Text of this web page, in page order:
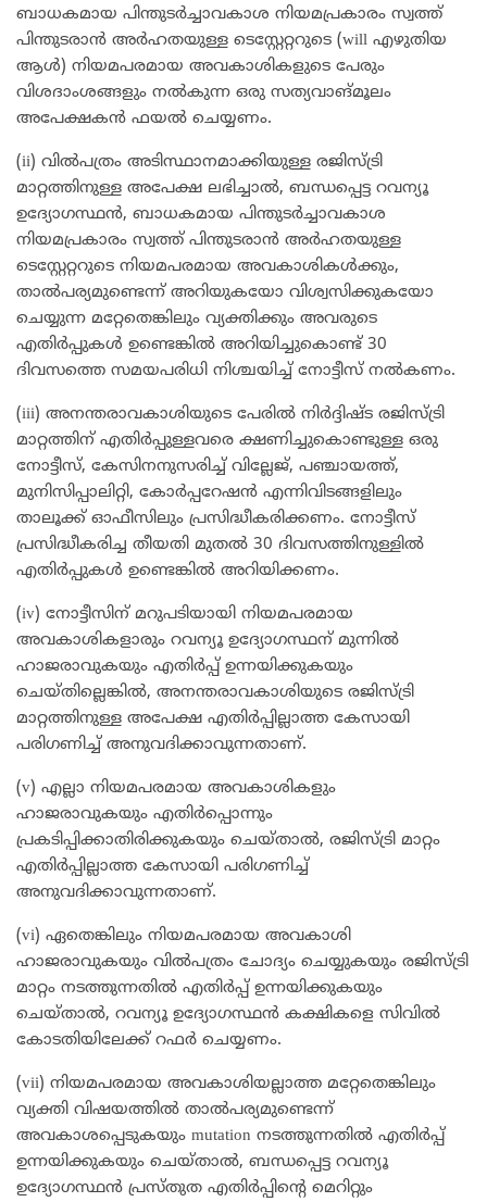
ബാധകമായ പിന്തുടർച്ചാവകാശ നിയമപ്രകാരം സ്വത്ത്
പിന്തുടരാൻ അർഹതയുള്ള ടെസ്റ്റേറ്ററുടെ (will എഴുതിയ
ആൾ) നിയമപരമായ അവകാശികളുടെ പേരും
വിശദാംശങ്ങളും നൽകുന്ന ഒരു സത്യവാങ്മൂലം
അപേക്ഷകൻ ഫയൽ ചെയ്യണം.
(ii) വിൽപത്രം അടിസ്ഥാനമാക്കിയുള്ള രജിസ്ട്രി
മാറ്റത്തിനുള്ള അപേക്ഷ ലഭിച്ചാൽ, ബന്ധപ്പെട്ട റവന്യൂ
ഉദ്യോഗസ്ഥൻ, ബാധകമായ പിന്തുടർച്ചാവകാശ
നിയമപ്രകാരം സ്വത്ത് പിന്തുടരാൻ അർഹതയുള്ള
ടെസ്റ്റേറ്ററുടെ നിയമപരമായ അവകാശികൾക്കും,
താൽപര്യമുണ്ടെന്ന് അറിയുകയോ വിശ്വസിക്കുകയോ
ചെയ്യുന്ന മറ്റേതെങ്കിലും വ്യക്തിക്കും അവരുടെ
എതിർപ്പുകൾ ഉണ്ടെങ്കിൽ അറിയിച്ചുകൊണ്ട് 30
ദിവസത്തെ സമയപരിധി നിശ്ചയിച്ച് നോട്ടീസ് നൽകണം.
(iii) അനന്തരാവകാശിയുടെ പേരിൽ നിർദ്ദിഷ്ട രജിസ്ട്രി
മാറ്റത്തിന് എതിർപ്പുള്ളവരെ ക്ഷണിച്ചുകൊണ്ടുള്ള ഒരു
നോട്ടീസ്, കേസിനനുസരിച്ച് വില്ലേജ്, പഞ്ചായത്ത്,
മുനിസിപ്പാലിറ്റി, കോർപ്പറേഷൻ എന്നിവിടങ്ങളിലും
താലൂക്ക് ഓഫീസിലും പ്രസിദ്ധീകരിക്കണം. നോട്ടീസ്
പ്രസിദ്ധീകരിച്ച തീയതി മുതൽ 30 ദിവസത്തിനുള്ളിൽ
എതിർപ്പുകൾ ഉണ്ടെങ്കിൽ അറിയിക്കണം.
(iv) നോട്ടീസിന് മറുപടിയായി നിയമപരമായ
അവകാശികളാരും റവന്യൂ ഉദ്യോഗസ്ഥന് മുന്നിൽ
ഹാജരാവുകയും എതിർപ്പ് ഉന്നയിക്കുകയും
ചെയ്തില്ലെങ്കിൽ, അനന്തരാവകാശിയുടെ രജിസ്ട്രി
മാറ്റത്തിനുള്ള അപേക്ഷ എതിർപ്പില്ലാത്ത കേസായി
പരിഗണിച്ച് അനുവദിക്കാവുന്നതാണ്.
(v) എല്ലാ നിയമപരമായ അവകാശികളും
ഹാജരാവുകയും എതിർപ്പൊന്നും
പ്രകടിപ്പിക്കാതിരിക്കുകയും ചെയ്താൽ, രജിസ്ട്രി മാറ്റം
എതിർപ്പില്ലാത്ത കേസായി പരിഗണിച്ച്
അനുവദിക്കാവുന്നതാണ്.
(vi) ഏതെങ്കിലും നിയമപരമായ അവകാശി
ഹാജരാവുകയും വിൽപത്രം ചോദ്യം ചെയ്യുകയും രജിസ്ട്രി
മാറ്റം നടത്തുന്നതിൽ എതിർപ്പ് ഉന്നയിക്കുകയും
ചെയ്താൽ, റവന്യൂ ഉദ്യോഗസ്ഥൻ കക്ഷികളെ സിവിൽ
കോടതിയിലേക്ക് റഫർ ചെയ്യണം.
(vii) നിയമപരമായ അവകാശിയല്ലാത്ത മറ്റേതെങ്കിലും
വ്യക്തി വിഷയത്തിൽ താൽപര്യമുണ്ടെന്ന്
അവകാശപ്പെടുകയും mutation നടത്തുന്നതിൽ എതിർപ്പ്
ഉന്നയിക്കുകയും ചെയ്താൽ, ബന്ധപ്പെട്ട റവന്യൂ
ഉദ്യോഗസ്ഥൻ പ്രസ്തുത എതിർപ്പിന്റെ മെറിറ്റും